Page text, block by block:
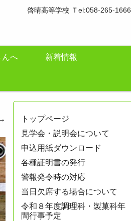
啓晴高等学校 Ｔel:058-265-1666
んへ 新着情報
トップページ
見学会・説明会について
申込用紙ダウンロード
各種証明書の発行
警報発令時の対応
当日欠席する場合について
令和８年度調理科・製菓科年
間行事予定